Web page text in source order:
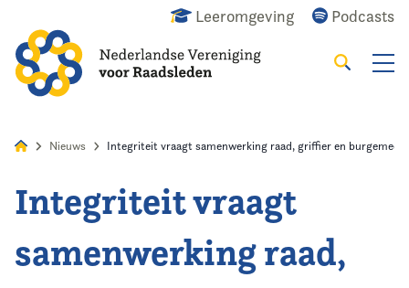
Leeromgeving Podcasts
Zoeken
Home
Agenda
Nieuws Integriteit vraagt samenwerking raad, griffier en
Integriteit vraagt
samenwerking raad,